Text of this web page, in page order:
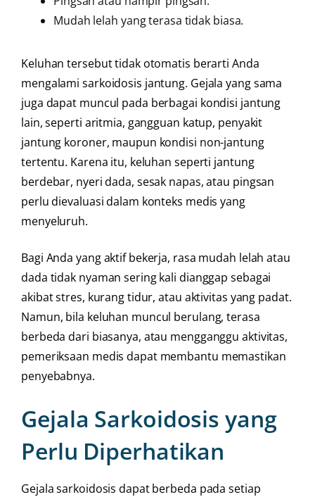
Mudah lelah yang terasa tidak biasa.
Keluhan tersebut tidak otomatis berarti Anda
mengalami sarkoidosis jantung. Gejala yang sama
juga dapat muncul pada berbagai kondisi jantung
lain, seperti aritmia, gangguan katup, penyakit
jantung koroner, maupun kondisi non-jantung
tertentu. Karena itu, keluhan seperti jantung
berdebar, nyeri dada, sesak napas, atau pingsan
perlu dievaluasi dalam konteks medis yang
menyeluruh.
Bagi Anda yang aktif bekerja, rasa mudah lelah atau
dada tidak nyaman sering kali dianggap sebagai
akibat stres, kurang tidur, atau aktivitas yang padat.
Namun, bila keluhan muncul berulang, terasa
berbeda dari biasanya, atau mengganggu aktivitas,
pemeriksaan medis dapat membantu memastikan
penyebabnya.
Gejala Sarkoidosis yang
Perlu Diperhatikan
Gejala sarkoidosis dapat berbeda pada setiap